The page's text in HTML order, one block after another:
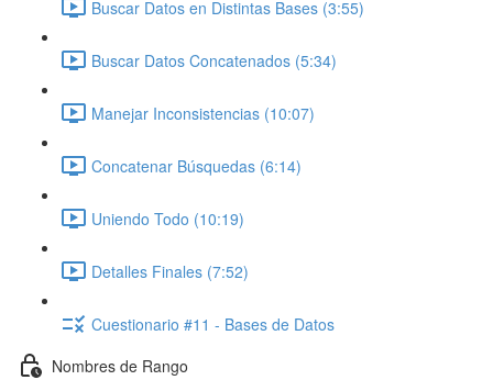
Buscar Datos en Distintas Bases (3:55)
Buscar Datos Concatenados (5:34)
Manejar Inconsistencias (10:07)
Concatenar Búsquedas (6:14)
Uniendo Todo (10:19)
Detalles Finales (7:52)
Cuestionario #11 - Bases de Datos
Nombres de Rango